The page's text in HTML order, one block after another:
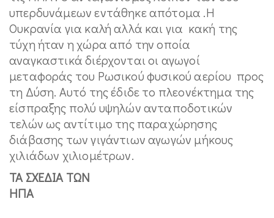
υπερδυνάμεων εντάθηκε απότομα .Η
Ουκρανία για καλή αλλά και για κακή της
τύχη ήταν η χώρα από την οποία
αναγκαστικά διέρχονται οι αγωγοί
μεταφοράς του Ρωσικού φυσικού αερίου προς
τη Δύση. Αυτό της έδιδε το πλεονέκτημα της
είσπραξης πολύ υψηλών ανταποδοτικών
τελών ως αντίτιμο της παραχώρησης
διάβασης των γιγάντιων αγωγών μήκους
χιλιάδων χιλιομέτρων.
ΤΑ ΣΧΕΔΙΑ ΤΩΝ